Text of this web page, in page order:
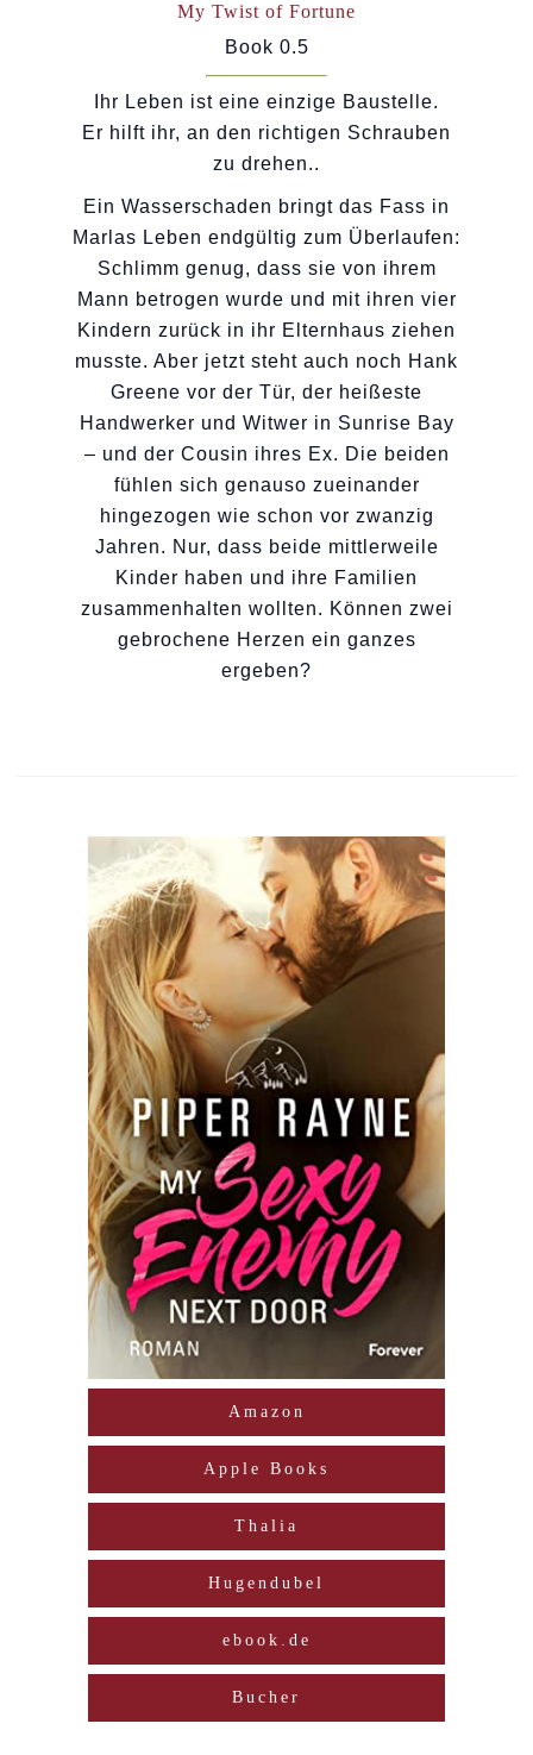
My Twist of Fortune
Book 0.5
Ihr Leben ist eine einzige Baustelle.
Er hilft ihr, an den richtigen Schrauben
zu drehen..
Ein Wasserschaden bringt das Fass in
Marlas Leben endgültig zum Überlaufen:
Schlimm genug, dass sie von ihrem
Mann betrogen wurde und mit ihren vier
Kindern zurück in ihr Elternhaus ziehen
musste. Aber jetzt steht auch noch Hank
Greene vor der Tür, der heißeste
Handwerker und Witwer in Sunrise Bay
– und der Cousin ihres Ex. Die beiden
fühlen sich genauso zueinander
hingezogen wie schon vor zwanzig
Jahren. Nur, dass beide mittlerweile
Kinder haben und ihre Familien
zusammenhalten wollten. Können zwei
gebrochene Herzen ein ganzes
ergeben?
Amazon
Apple Books
Thalia
Hugendubel
ebook.de
Bucher